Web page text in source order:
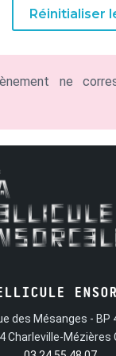
Réinitialiser
ne
des Mésanges - BP
Charleville-Mézières